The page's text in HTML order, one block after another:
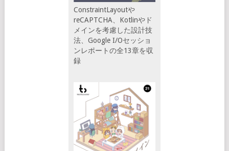
ConstraintLayoutや
reCAPTCHA、Kotlinやド
メインを考慮した設計技
法、Google I/Oセッショ
ンレポートの全13章を収
録